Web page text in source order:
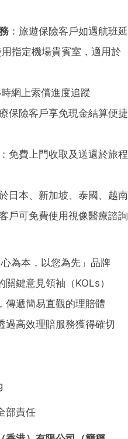
：旅遊保險客戶如遇航班延
指定機場貴賓室，適用於
時網上索償進度追蹤
療保險客戶享免現金結算便捷
：免費上門收取及送還於旅程
於日本、新加坡、泰國、越南
戶可免費使用視像醫療諮詢
為本，以您為先」品牌
鍵意見領袖（KOLs）
傳遞簡易直觀的理賠體
過高效理賠服務獲得確切
部責任